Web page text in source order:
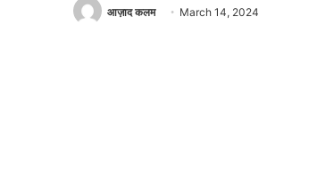
आज़ाद कलम March 14, 2024